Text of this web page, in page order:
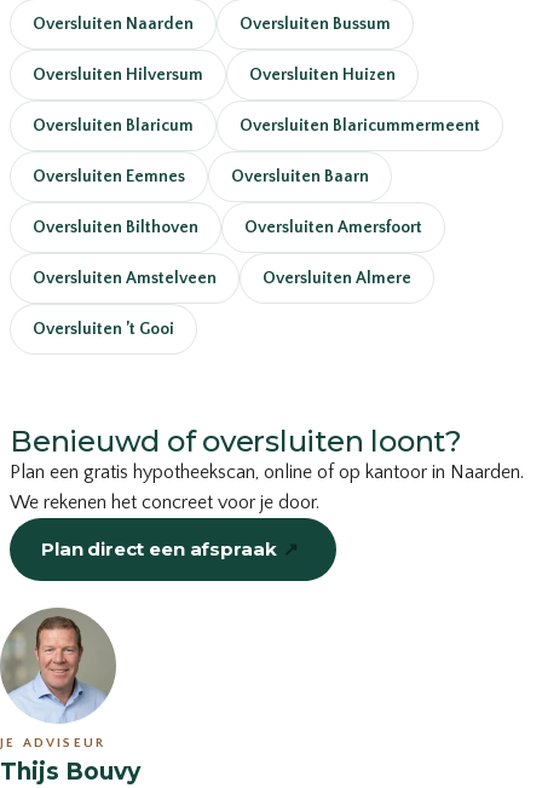
Oversluiten Naarden Oversluiten Bussum
Oversluiten Hilversum Oversluiten Huizen
Oversluiten Blaricum Oversluiten Blaricummermeent
Oversluiten Eemnes Oversluiten Baarn
Oversluiten Bilthoven Oversluiten Amersfoort
Oversluiten Amstelveen Oversluiten Almere
Oversluiten ’t Gooi
Benieuwd of oversluiten loont?
Plan een gratis hypotheekscan, online of op kantoor in Naarden.
We rekenen het concreet voor je door.
Plan direct een afspraak ↗
JE ADVISEUR
Thijs Bouvy